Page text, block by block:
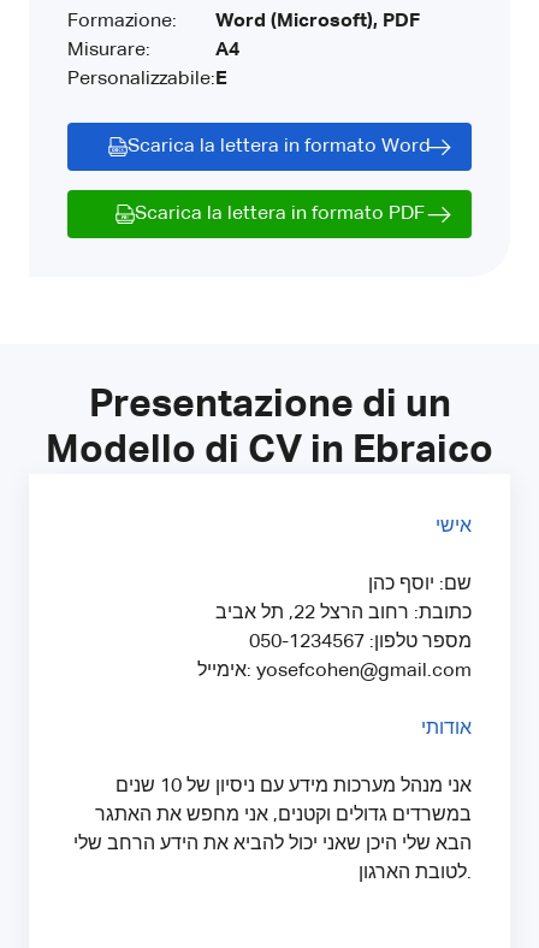
Formazione:
Misurare:
Personalizzabile:
Word (Microsoft), PDF
A4
E
Scarica la lettera in formato Word
Scarica la lettera in formato PDF
Presentazione di un
Modello di CV in Ebraico
אישי
שם: יוסף כהן
כתובת: רחוב הרצל 22, תל אביב
מספר טלפון: 050-1234567
אימייל: yosefcohen@gmail.com
אודותי
אני מנהל מערכות מידע עם ניסיון של 10 שנים
במשרדים גדולים וקטנים, אני מחפש את האתגר
הבא שלי היכן שאני יכול להביא את הידע הרחב שלי
לטובת הארגון.